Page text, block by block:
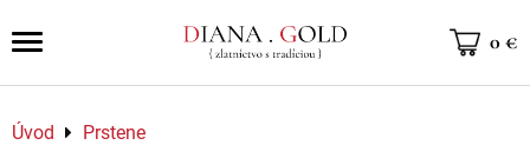
0 €
Úvod Prstene